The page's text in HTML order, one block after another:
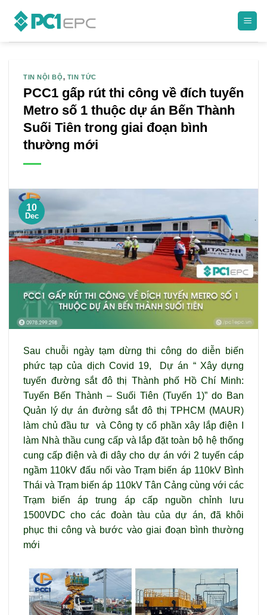
TIN NỘI BỘ, TIN TỨC
PCC1 gấp rút thi công về đích tuyến
Metro số 1 thuộc dự án Bến Thành
Suối Tiên trong giai đoạn bình
thường mới
10
Dec
Sau chuỗi ngày tạm dừng thi công do diễn biến
phức tạp của dịch Covid 19, Dự án “ Xây dựng
tuyến đường sắt đô thị Thành phố Hồ Chí Minh:
Tuyến Bến Thành – Suối Tiên (Tuyến 1)” do Ban
Quản lý dự án đường sắt đô thị TPHCM (MAUR)
làm chủ đầu tư và Công ty cổ phần xây lắp điện I
làm Nhà thầu cung cấp và lắp đặt toàn bộ hệ thống
cung cấp điện và đi dây cho dự án với 2 tuyến cáp
ngầm 110kV đấu nối vào Trạm biến áp 110kV Bình
Thái và Trạm biến áp 110kV Tân Cảng cùng với các
Trạm biến áp trung áp cấp nguồn chỉnh lưu
1500VDC cho các đoàn tàu của dự án, đã khôi
phục thi công và bước vào giai đoạn bình thường
mới